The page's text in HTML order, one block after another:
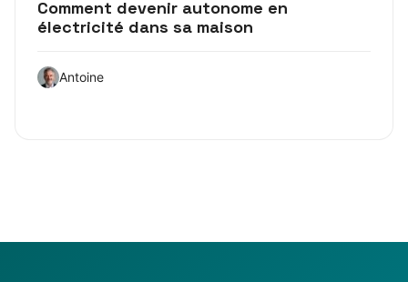
Comment devenir autonome en
électricité dans sa maison
Antoine